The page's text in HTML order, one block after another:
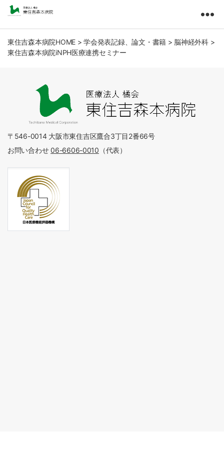
住
吉
森
人
橘
会
東住吉森本病院HOME > 学会発表記録、論文・書籍 > 脳神経外科 >
東住吉森本病院iNPH医療連携セミナー
〒546-0014 大阪市東住吉区鷹合3丁目2番66号
お問い合わせ06-6606-0010 （代表）